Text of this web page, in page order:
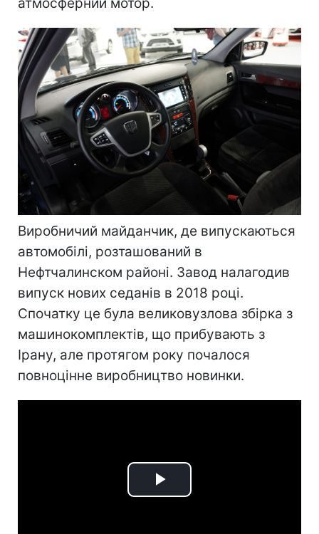
Виробничий майданчик, де випускаються
автомобілі, розташований в
Нефтчалинском районі. Завод налагодив
випуск нових седанів в 2018 році.
Спочатку це була великовузлова збірка з
машинокомплектів, що прибувають з
Ірану, але протягом року почалося
повноцінне виробництво новинки.
Play